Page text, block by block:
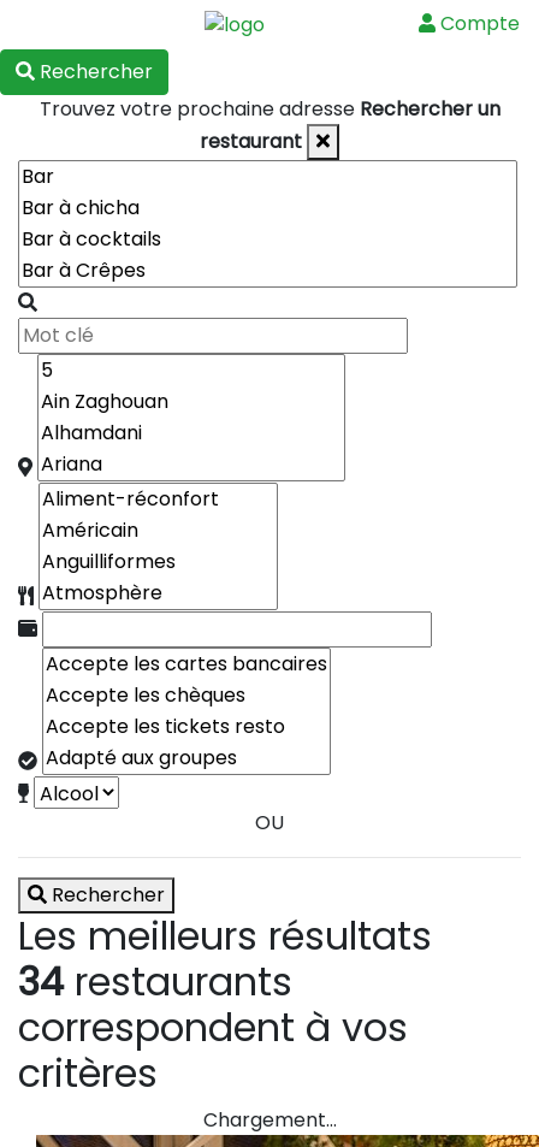
Compte
Rechercher
Trouvez votre prochaine adresse Rechercher un
restaurant
OU
Rechercher
Les meilleurs résultats
34restaurants
correspondent à vos
critères
Chargement…